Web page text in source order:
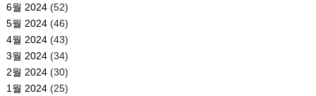
6월 2024(52)
5월 2024(46)
4월 2024(43)
3월 2024(34)
2월 2024(30)
1월 2024(25)